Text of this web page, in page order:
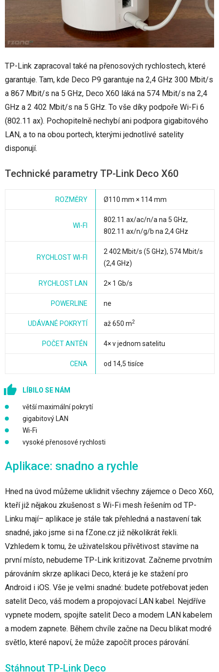
TP-Link zapracoval také na přenosových rychlostech, které
garantuje. Tam, kde Deco P9 garantuje na 2,4 GHz 300 Mbit/s
a 867 Mbit/s na 5 GHz, Deco X60 láká na 574 Mbit/s na 2,4
GHz a 2 402 Mbit/s na 5 GHz. To vše díky podpoře Wi-Fi 6
(802.11 ax). Pochopitelně nechybí ani podpora gigabitového
LAN, a to na obou portech, kterými jednotlivé satelity
disponují.
Technické parametry TP-Link Deco X60
ROZMĚRY Ø110 mm × 114 mm
WI-FI
802.11 ax/ac/n/a na 5 GHz,
802.11 ax/n/g/b na 2,4 GHz
RYCHLOST WI-FI
2 402 Mbit/s (5 GHz), 574 Mbit/s
(2,4 GHz)
RYCHLOST LAN 2× 1 Gb/s
POWERLINE ne
UDÁVANÉ POKRYTÍ až 650 m2
POČET ANTÉN 4× v jednom satelitu
CENA od 14,5 tisíce
LÍBILO SE NÁM
větší maximální pokrytí
gigabitový LAN
Wi-Fi
vysoké přenosové rychlosti
Aplikace: snadno a rychle
Hned na úvod můžeme uklidnit všechny zájemce o Deco X60,
kteří již nějakou zkušenost s Wi-Fi mesh řešením od TP-
Linku mají– aplikace je stále tak přehledná a nastavení tak
snadné, jako jsme si na fZone.cz již několikrát řekli.
Vzhledem k tomu, že uživatelskou přívětivost stavíme na
první místo, nebudeme TP-Link kritizovat. Začneme prvotním
párováním skrze aplikaci Deco, která je ke stažení pro
Android i iOS. Vše je velmi snadné: budete potřebovat jeden
satelit Deco, váš modem a propojovací LAN kabel. Nejdříve
vypnete modem, spojíte satelit Deco a modem LAN kabelem
a modem zapnete. Během chvíle začne na Decu blikat modré
světlo, které napoví, že může započít proces párování.
Stáhnout TP-Link Deco